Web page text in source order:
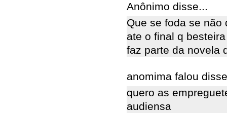
Anônimo disse...
Que se foda se
ate o final q
faz parte da novela
anomima falou
quero as
audiensa